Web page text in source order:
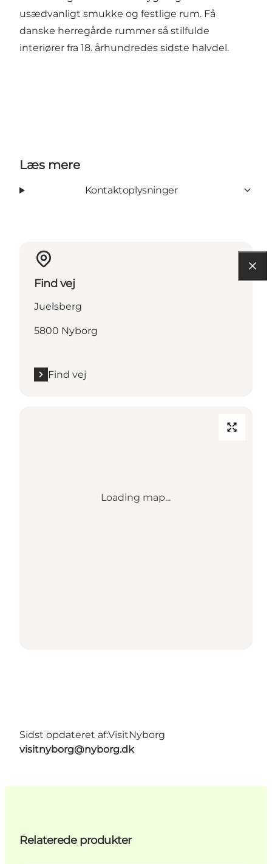
usædvanligt smukke og festlige rum. Få
danske herregårde rummer så stilfulde
interiører fra 18. århundredes sidste halvdel.
Læs mere
Kontaktoplysninger
Find vej
Juelsberg
5800 Nyborg
Find vej
Loading map...
Sidst opdateret af:VisitNyborg
visitnyborg@nyborg.dk
Relaterede produkter